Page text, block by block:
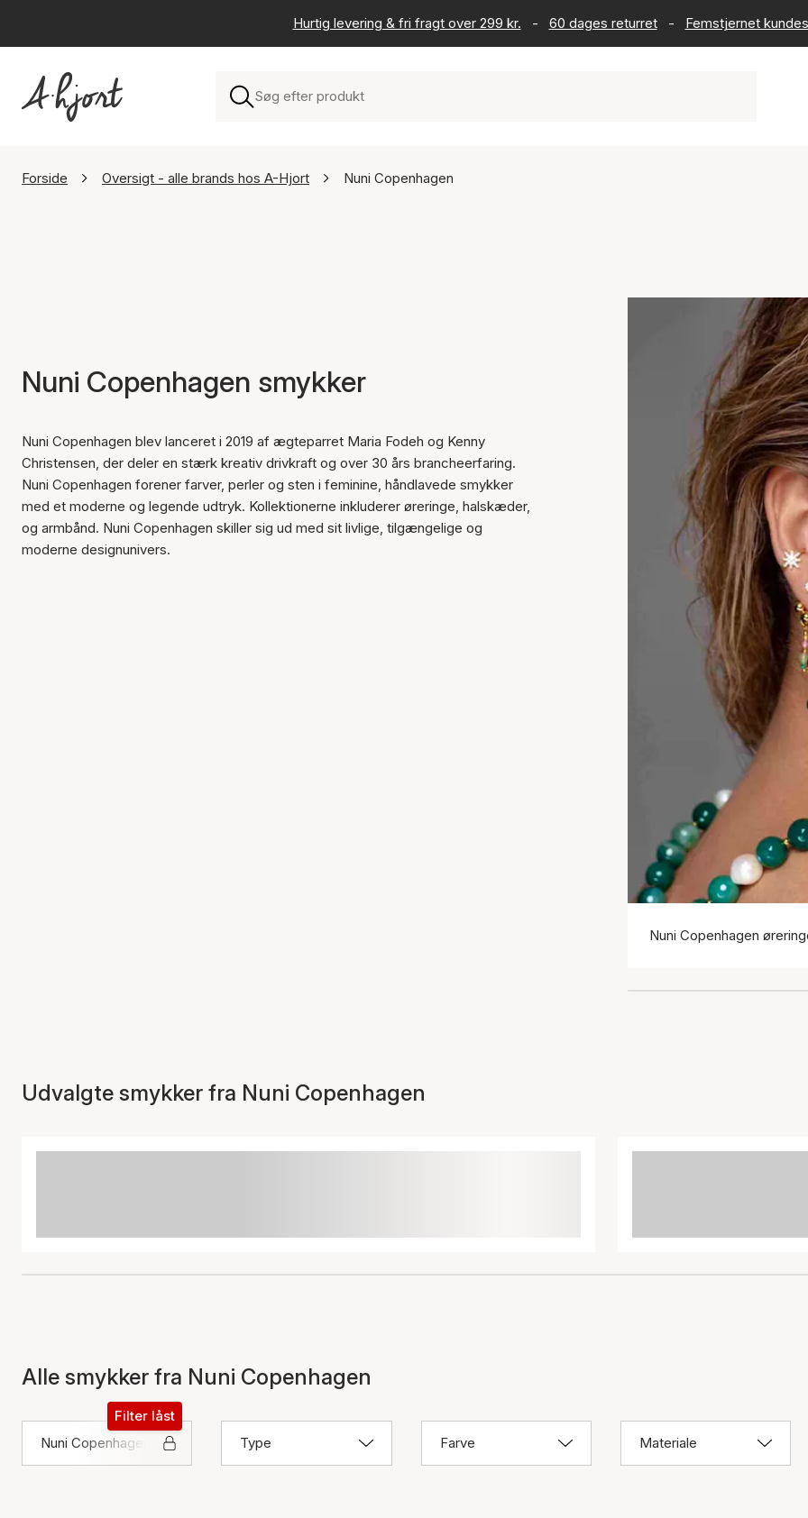
Hurtig levering & fri fragt over 299 kr. - 60 dages returret - Femstjernet
Forside Oversigt - alle brands hos A-Hjort Nuni Copenhagen
Nuni Copenhagen smykker
Nuni Copenhagen blev lanceret i 2019 af ægteparret Maria Fodeh og Kenny
Christensen, der deler en stærk kreativ drivkraft og over 30 års brancheerfaring.
Nuni Copenhagen forener farver, perler og sten i feminine, håndlavede smykker
med et moderne og legende udtryk. Kollektionerne inkluderer øreringe, halskæder,
og armbånd. Nuni Copenhagen skiller sig ud med sit livlige, tilgængelige og
moderne designunivers.
Nuni Copenhagen
Udvalgte smykker fra Nuni Copenhagen
Alle smykker fra Nuni Copenhagen
Nuni Copenhagen
Filter låst
Type
Farve Materiale